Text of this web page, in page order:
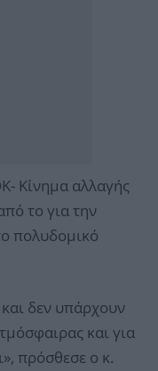
Κίνημα αλλαγής
το για την
πολυδομικό
δεν υπάρχουν
και για
πρόσθεσε ο κ.